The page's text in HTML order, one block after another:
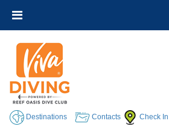
Destinations Contacts Check In